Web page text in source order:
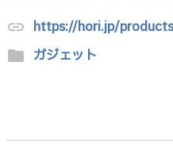
link https://hori.jp/
folder ガジェット